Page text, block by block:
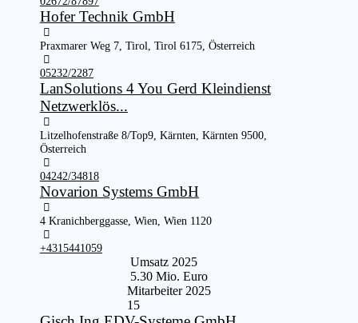
Hofer Technik GmbH
Praxmarer Weg 7, Tirol, Tirol 6175, Österreich
05232/2287
LanSolutions 4 You Gerd Kleindienst
Netzwerklös...
Litzelhofenstraße 8/Top9, Kärnten, Kärnten 9500,
Österreich
04242/34818
Novarion Systems GmbH
4 Kranichberggasse, Wien, Wien 1120
+4315441059
Umsatz 2025
5.30 Mio. Euro
Mitarbeiter 2025
15